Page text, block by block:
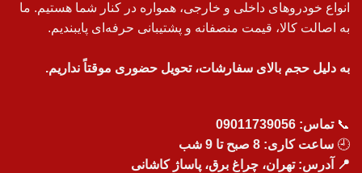
انواع خودروهای داخلی و خارجی، همواره در کنار شما هستیم. ما
به اصالت کالا، قیمت منصفانه و پشتیبانی حرفه‌ای پایبندیم.
به دلیل حجم بالای سفارشات، تحویل حضوری موقتاً نداریم.
📞تماس: 09011739056
🕘 ساعت کاری: 8 صبح تا 9 شب
📍 آدرس: تهران، چراغ برق، پاساژ کاشانی